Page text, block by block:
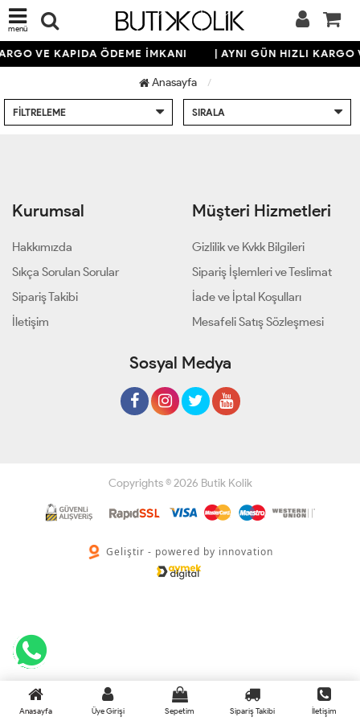
menü
VE KAPIDA ÖDEME İMKANI | AYNI GÜN HIZLI
Anasayfa
FILTRELEME SIRALA
Kurumsal
Hakkımızda
Sıkça Sorulan Sorular
Sipariş Takibi
İletişim
Müşteri Hizmetleri
Gizlilik ve Kvkk Bilgileri
Sipariş İşlemleri ve Teslimat
İade ve İptal Koşulları
Mesafeli Satış Sözleşmesi
Sosyal Medya
Copyrights © 2026 Butik Kolik
Geliştir - powered by innovation
Anasayfa Üye Girişi Sepetim Sipariş Takibi İletişim